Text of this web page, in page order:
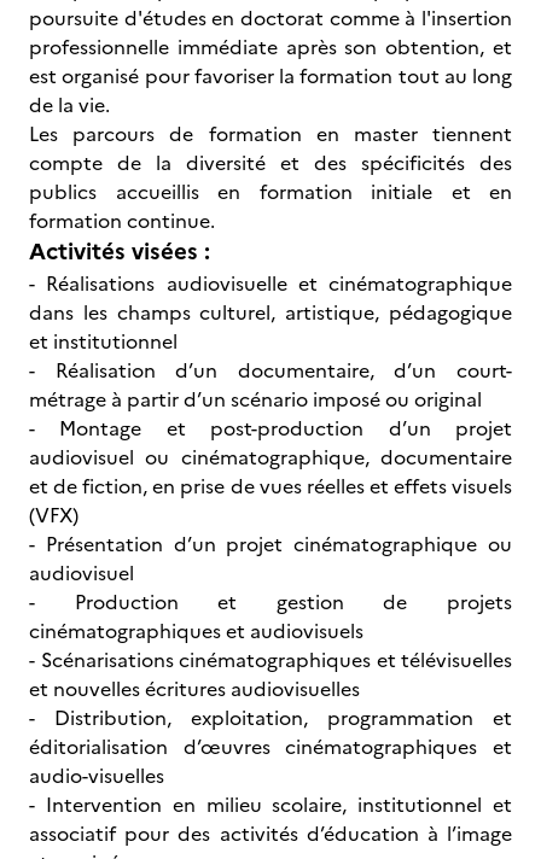
poursuite d'études en doctorat comme à l'insertion
professionnelle immédiate après son obtention, et
est organisé pour favoriser la formation tout au long
de la vie.
Les parcours de formation en master tiennent
compte de la diversité et des spécificités des
publics accueillis en formation initiale et en
formation continue.
Activités visées :
- Réalisations audiovisuelle et cinématographique
dans les champs culturel, artistique, pédagogique
et institutionnel
- Réalisation d’un documentaire, d’un court-
métrage à partir d’un scénario imposé ou original
- Montage et post-production d’un projet
audiovisuel ou cinématographique, documentaire
et de fiction, en prise de vues réelles et effets visuels
(VFX)
- Présentation d’un projet cinématographique ou
audiovisuel
- Production et gestion de projets
cinématographiques et audiovisuels
- Scénarisations cinématographiques et télévisuelles
et nouvelles écritures audiovisuelles
- Distribution, exploitation, programmation et
éditorialisation d’œuvres cinématographiques et
audio-visuelles
- Intervention en milieu scolaire, institutionnel et
associatif pour des activités d’éducation à l’image